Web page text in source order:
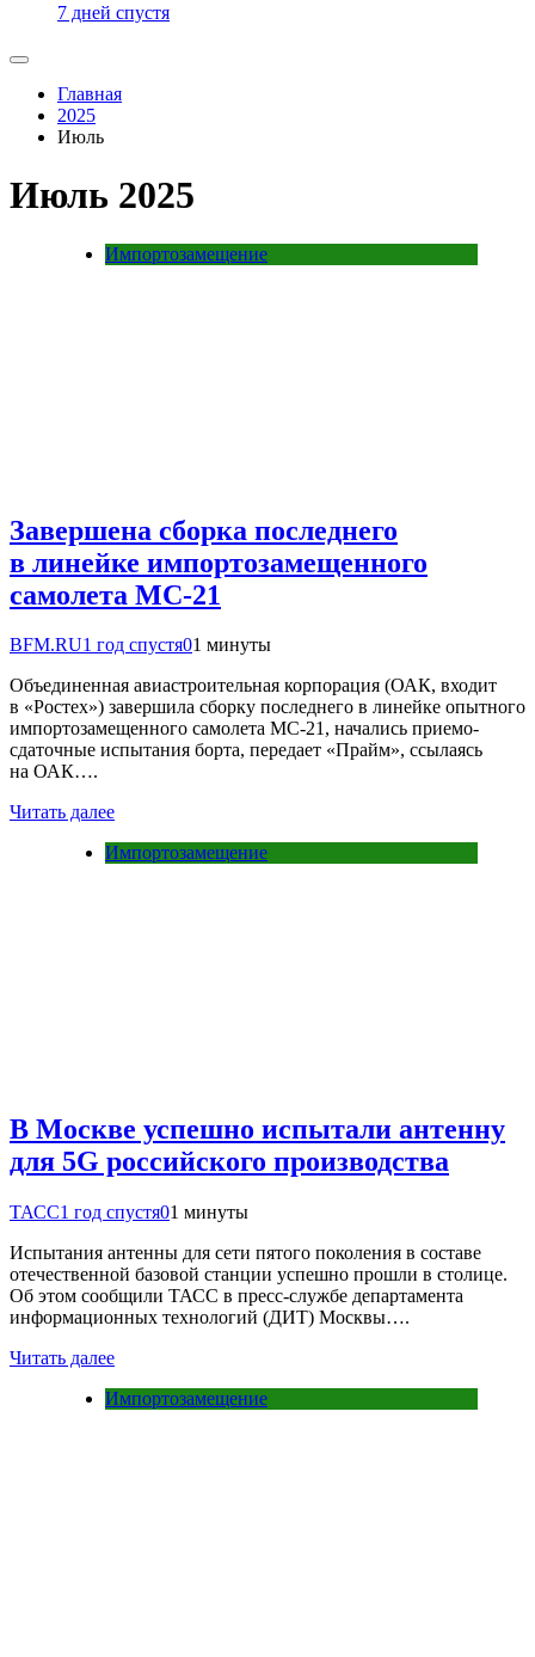
7 дней спустя
Главная
2025
Июль
Июль 2025
Импортозамещение
Завершена сборка последнего
в линейке импортозамещенного
самолета МС-21
BFM.RU1 год спустя01 минуты
Объединенная авиастроительная корпорация (ОАК, входит
в «Ростех») завершила сборку последнего в линейке опытного
импортозамещенного самолета МС-21, начались приемо-
сдаточные испытания борта, передает «Прайм», ссылаясь
на ОАК….
Читать далее
Импортозамещение
В Москве успешно испытали антенну
для 5G российского производства
ТАСС1 год спустя01 минуты
Испытания антенны для сети пятого поколения в составе
отечественной базовой станции успешно прошли в столице.
Об этом сообщили ТАСС в пресс-службе департамента
информационных технологий (ДИТ) Москвы….
Читать далее
Импортозамещение